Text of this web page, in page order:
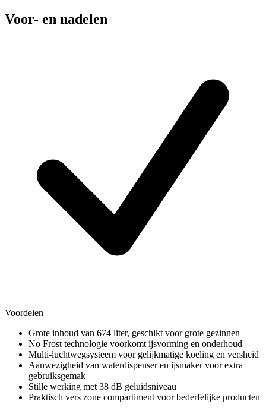
Voor- en nadelen
Voordelen
Grote inhoud van 674 liter, geschikt voor grote gezinnen
No Frost technologie voorkomt ijsvorming en onderhoud
Multi-luchtwegsysteem voor gelijkmatige koeling en versheid
Aanwezigheid van waterdispenser en ijsmaker voor extra
gebruiksgemak
Stille werking met 38 dB geluidsniveau
Praktisch vers zone compartiment voor bederfelijke producten